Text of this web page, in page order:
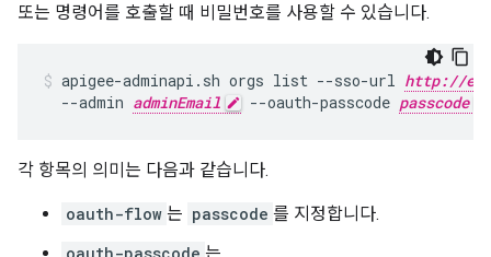
또는 명령어를 호출할 때 비밀번호를 사용할 수 있습니다.
apigee-adminapi.sh orgs list --sso-url http://
  --admin
adminEmail --oauth-passcode passcode
각 항목의 의미는 다음과 같습니다.
oauth-flow 는 passcode 를 지정합니다.